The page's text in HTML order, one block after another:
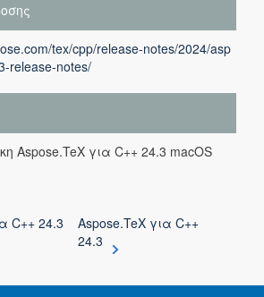
tex/cpp/release-notes/2024/asp
release-notes/
Aspose.TeX για C++ 24.3 macOS
C++ 24.3
Aspose.TeX για C++
24.3